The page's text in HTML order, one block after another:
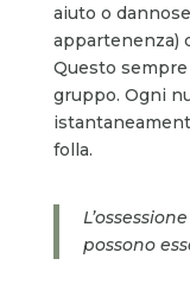
aiuto o
appartenenza)
Questo
gruppo. Ogni
folla.
possono